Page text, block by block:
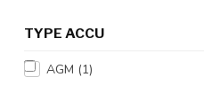
TYPE ACCU
AGM (1)